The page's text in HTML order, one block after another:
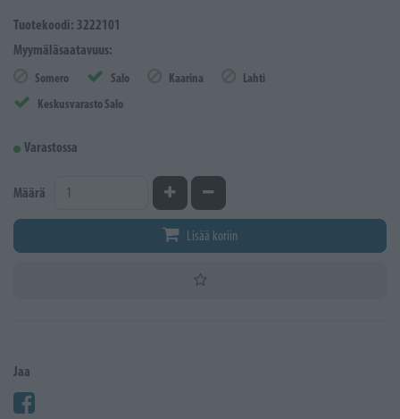
Tuotekoodi: 3222101
Myymäläsaatavuus:
Somero Salo Kaarina
Lahti
Keskusvarasto Salo
Varastossa
Määrä Kasvata määrääVähennä määrää
Lisää koriin
Jaa